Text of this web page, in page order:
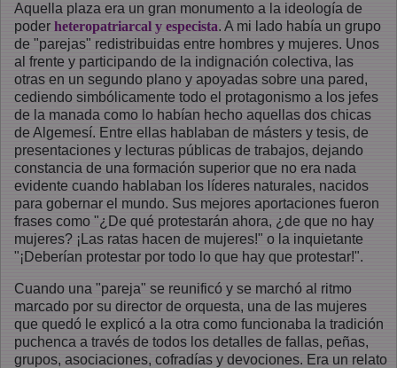
Aquella plaza era un gran monumento a la ideología de
poder heteropatriarcal y especista. A mi lado había un grupo
de "parejas" redistribuidas entre hombres y mujeres. Unos
al frente y participando de la indignación colectiva, las
otras en un segundo plano y apoyadas sobre una pared,
cediendo simbólicamente todo el protagonismo a los jefes
de la manada como lo habían hecho aquellas dos chicas
de Algemesí. Entre ellas hablaban de másters y tesis, de
presentaciones y lecturas públicas de trabajos, dejando
constancia de una formación superior que no era nada
evidente cuando hablaban los líderes naturales, nacidos
para gobernar el mundo. Sus mejores aportaciones fueron
frases como "¿De qué protestarán ahora, ¿de que no hay
mujeres? ¡Las ratas hacen de mujeres!" o la inquietante
"¡Deberían protestar por todo lo que hay que protestar!".
Cuando una "pareja" se reunificó y se marchó al ritmo
marcado por su director de orquesta, una de las mujeres
que quedó le explicó a la otra como funcionaba la tradición
puchenca a través de todos los detalles de fallas, peñas,
grupos, asociaciones, cofradías y devociones. Era un relato